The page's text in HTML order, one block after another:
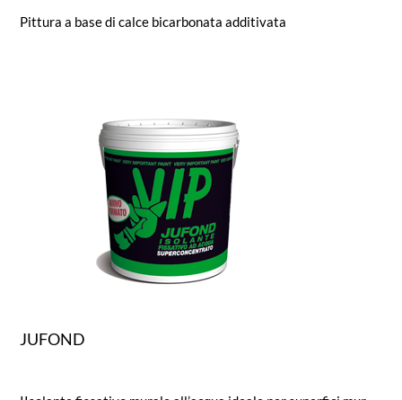
Pittura a base di calce bicarbonata additivata
JUFOND